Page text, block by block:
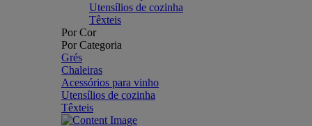
Utensílios de cozinha
Têxteis
Por Cor
Por Categoria
Grés
Chaleiras
Acessórios para vinho
Utensílios de cozinha
Têxteis